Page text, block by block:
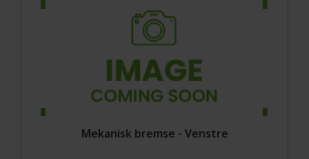
Mekanisk bremse - Venstre